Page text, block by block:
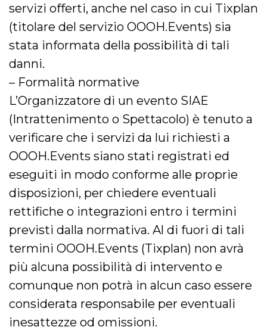
servizi offerti, anche nel caso in cui Tixplan
(titolare del servizio OOOH.Events) sia
stata informata della possibilità di tali
danni.
– Formalità normative
L’Organizzatore di un evento SIAE
(Intrattenimento o Spettacolo) è tenuto a
verificare che i servizi da lui richiesti a
OOOH.Events siano stati registrati ed
eseguiti in modo conforme alle proprie
disposizioni, per chiedere eventuali
rettifiche o integrazioni entro i termini
previsti dalla normativa. Al di fuori di tali
termini OOOH.Events (Tixplan) non avrà
più alcuna possibilità di intervento e
comunque non potrà in alcun caso essere
considerata responsabile per eventuali
inesattezze od omissioni.